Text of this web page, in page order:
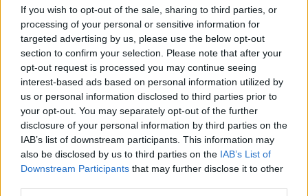
If you wish to opt-out of the sale, sharing to third parties, or
processing of your personal or sensitive information for
targeted advertising by us, please use the below opt-out
section to confirm your selection. Please note that after your
opt-out request is processed you may continue seeing
interest-based ads based on personal information utilized by
us or personal information disclosed to third parties prior to
your opt-out. You may separately opt-out of the further
disclosure of your personal information by third parties on the
IAB’s list of downstream participants. This information may
also be disclosed by us to third parties on the IAB’s List of
Downstream Participants that may further disclose it to other
Venerdì 26 dicembre
Cardiff-Dragons
Scarlets-Ospreys
Sabato 27 dicembre
Zebre-Benetton
Edimburgo-Glasgow